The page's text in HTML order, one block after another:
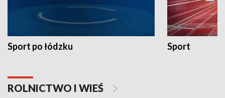
Sport po łódzku Sport
ROLNICTWO I WIEŚ